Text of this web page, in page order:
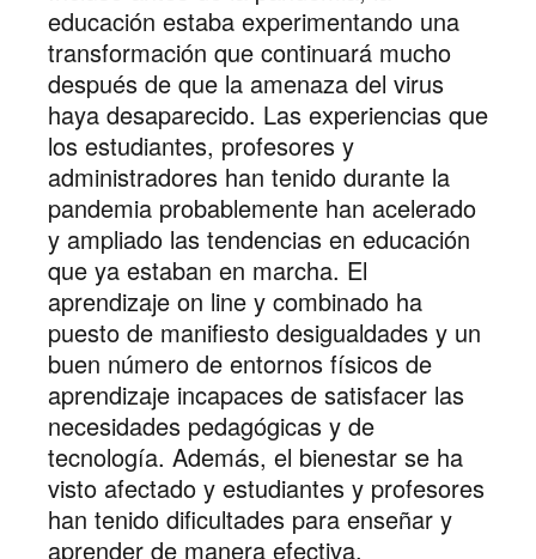
educación estaba experimentando una
transformación que continuará mucho
después de que la amenaza del virus
haya desaparecido. Las experiencias que
los estudiantes, profesores y
administradores han tenido durante la
pandemia probablemente han acelerado
y ampliado las tendencias en educación
que ya estaban en marcha. El
aprendizaje on line y combinado ha
puesto de manifiesto desigualdades y un
buen número de entornos físicos de
aprendizaje incapaces de satisfacer las
necesidades pedagógicas y de
tecnología. Además, el bienestar se ha
visto afectado y estudiantes y profesores
han tenido dificultades para enseñar y
aprender de manera efectiva.